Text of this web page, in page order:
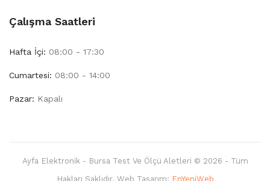
Çalışma Saatleri
Hafta İçi: 08:00 - 17:30
Cumartesi: 08:00 - 14:00
Pazar: Kapalı
Ayfa Elektronik - Bursa Test Ve Ölçü Aletleri © 2026 - Tüm
Hakları Saklıdır. Web Tasarım: EnYeniWeb